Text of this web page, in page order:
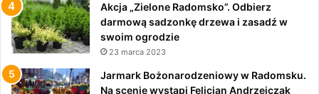
Akcja „Zielone Radomsko”. Odbierz
darmową sadzonkę drzewa i zasadź w
swoim ogrodzie
23 marca 2023
Jarmark Bożonarodzeniowy w Radomsku.
Na scenie wystąpi Felicjan Andrzejczak